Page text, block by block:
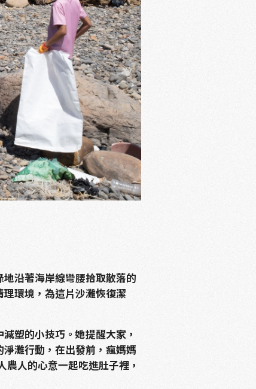
沿著海岸線彎腰拾取散落的
環境，為這片沙灘恢復潔
塑的小技巧。她提醒大家，
灘行動，在出發前，瘋媽媽
人的心意一起吃進肚子裡，